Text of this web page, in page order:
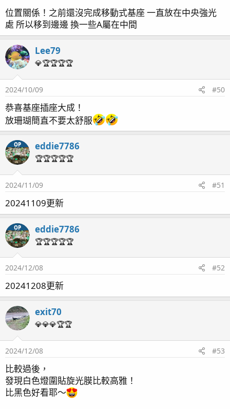
這是斯瑪萊 雲端監測的一些數據，初期還在抓準度時 我
是設定一天檢測2-3次，大概抓一週用蛋機校正一次，不
蛋機是小數一位，校正起來會差一些，但大致上已經可以
摸清楚。另外我是沒有聯動滴定，單純監控KH而已。
接下來很久沒有拍珊瑚關燈後的狀況，補上一些照片。
藍雞爪 這個比較明顯，晚上出毛比較好
DG在開始用陰陽離子後顏色變得很濃 關燈後來看也是差
不多
彩虹裂片大概是關燈後跟開燈的時候差別最小的，出毛狀
況關燈後稍微多一點點而已
櫻花是關燈後毛拉得比較長
這個也是關燈之後出毛狀況比較好
這個關燈之後整個跟毛怪一樣
這個就不用說了，開燈的時候毛就很長
位置關係！之前還沒完成移動式基座 一直放在中央強光
處 所以移到邊邊 換一些A屬在中間
Lee79
💎🏆🏆🏆🏆
2024/10/09 #50
恭喜基座插座大成！
放珊瑚簡直不要太舒服
OP eddie7786
🏆🏆🏆🏆🏆
2024/11/09 #51
20241109更新
OP eddie7786
🏆🏆🏆🏆🏆
2024/12/08 #52
20241208更新
exit70
💎💎💎🏆🏆
2024/12/08 #53
比較過後，
發現白色燈圍貼旋光膜比較高雅！
比黑色好看耶～